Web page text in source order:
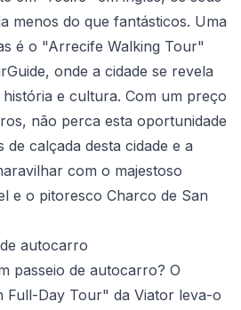
menos do que fantásticos. Uma
é o "Arrecife Walking Tour"
onde a cidade se revela
e cultura. Com um preço
não perca esta oportunidade
de calçada desta cidade e a
com o majestoso
e o pitoresco Charco de San
autocarro
passeio de autocarro? O
Full-Day Tour" da Viator leva-o